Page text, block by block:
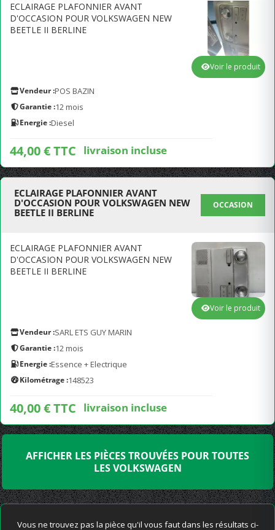
ECLAIRAGE PLAFONNIER AVANT
D'OCCASION POUR VOLKSWAGEN NEW
BEETLE II BERLINE
Vendeur :POS BAZIN
Garantie :12 mois
Energie :Diesel
44,00 € TTC livraison incluse
Voir le produit
ECLAIRAGE PLAFONNIER AVANT
D'OCCASION POUR VOLKSWAGEN NEW
BEETLE II BERLINE
OCCASION
ECLAIRAGE PLAFONNIER AVANT
D'OCCASION POUR VOLKSWAGEN NEW
BEETLE II BERLINE
Vendeur :SARL ETS GUY MARIN
Garantie :12 mois
Energie :Essence + Electrique
Kilométrage :148523
40,00 € TTC livraison incluse
Voir le produit
AFFICHER LES PIÈCES TROUVÉES POUR TOUTES
LES VOLKSWAGEN
Vous ne trouvez pas la pièce qu'il vous faut dans les résultats ci-